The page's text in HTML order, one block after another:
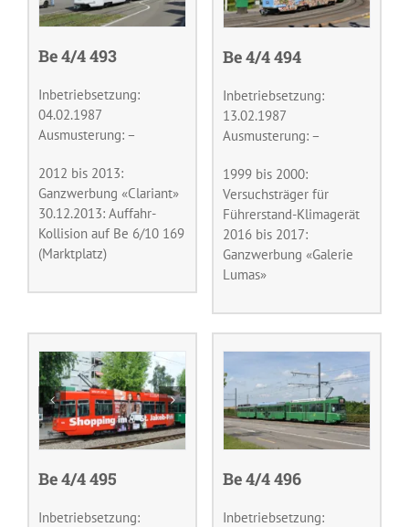
Be 4/4 493
Inbetriebsetzung:
04.02.1987
Ausmusterung: –
2012 bis 2013:
Ganzwerbung «Clariant»
30.12.2013: Auffahr-
Kollision auf Be 6/10 169
(Marktplatz)
Be 4/4 494
Inbetriebsetzung:
13.02.1987
Ausmusterung: –
1999 bis 2000:
Versuchsträger für
Führerstand-Klimagerät
2016 bis 2017:
Ganzwerbung «Galerie
Lumas»
Be 4/4 495
Inbetriebsetzung:
Be 4/4 496
Inbetriebsetzung: